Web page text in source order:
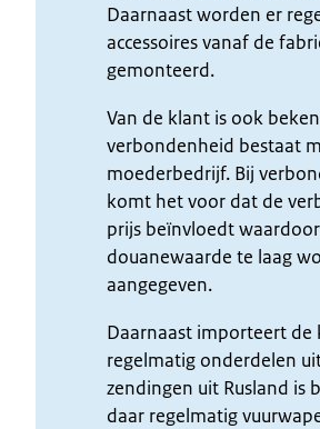
Daarnaast worden er
accessoires vanaf de
gemonteerd.
Van de klant is ook
verbondenheid bestaat
moederbedrijf. Bij
komt het voor dat de
prijs beïnvloedt
douanewaarde te laag
aangegeven.
Daarnaast importeert de
regelmatig onderdelen
zendingen uit Rusland is
daar regelmatig